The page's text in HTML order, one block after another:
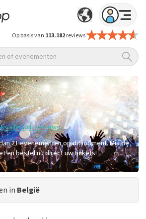
Op basis van 113.182reviews
of evenementen
alle 104+ reviews
21 evenementen op dit moment. Mis de
en bestel nu direct uw tickets!
in België